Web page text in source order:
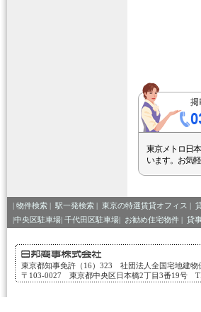
東京メトロ日
います。お気
| 物件検索 | 駅一発検索 | 東京の特選賃貸オフィス |
|中央区駐車場| 千代田区駐車場| お勧め住宅物件 | 貸
東京都知事免許（16）323 社団法人全国宅地建
〒103-0027 東京都中央区日本橋2丁目3番19号